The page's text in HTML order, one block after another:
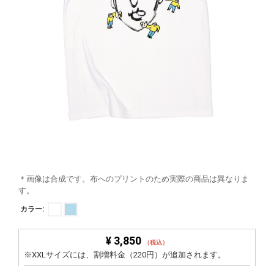
＊画像は合成です。布へのプリントのため実際の商品は異なりま
す。
カラー:
¥ 3,850 （税込）
※XXLサイズには、割増料金（220円）が追加されます。